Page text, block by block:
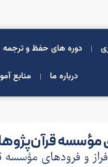
دوره های حفظ و ترجمه
درباره ما منابع
مؤسسه
و فرودهای مؤسسه